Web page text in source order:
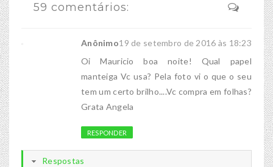
59 comentários:
Anônimo19 de setembro de 2016 às 18:23
Oi Mauricio boa noite! Qual papel
manteiga Vc usa? Pela foto vi o que o seu
tem um certo brilho....Vc compra em folhas?
Grata Angela
RESPONDER
Respostas